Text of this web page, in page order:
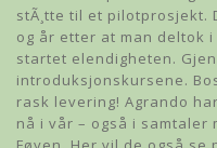
stÃ¸tte til et
og år etter at man deltok
startet elendigheten.
introduksjonskursene.
rask levering! Agrando
nå i vår – også i samtaler